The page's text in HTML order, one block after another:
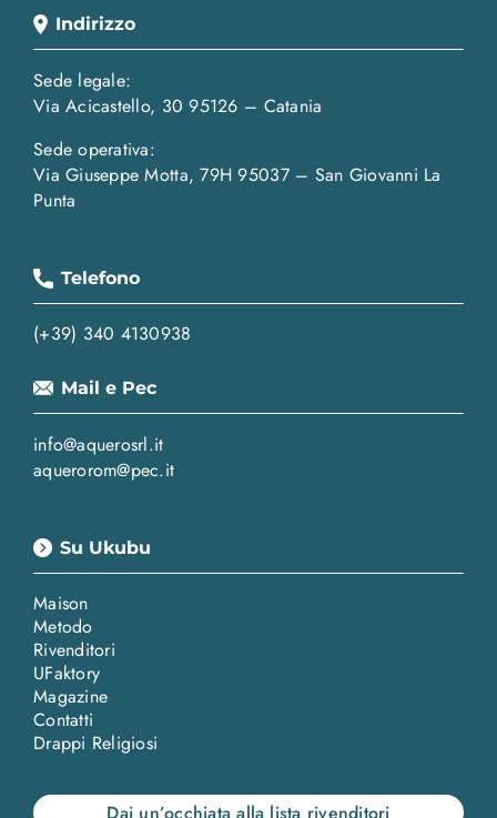
Indirizzo
Sede legale:
Via Acicastello, 30 95126 – Catania
Sede operativa:
Via Giuseppe Motta, 79H 95037 – San Giovanni La
Punta
Telefono
(+39) 340 4130938
Mail e Pec
info@aquerosrl.it
aquerorom@pec.it
Su Ukubu
Maison
Metodo
Rivenditori
UFaktory
Magazine
Contatti
Drappi Religiosi